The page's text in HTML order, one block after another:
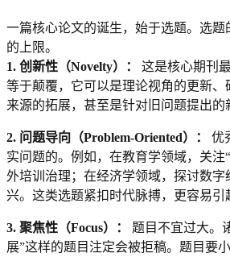
一篇核心论文的诞生，始于选题。选
的上限。
1. 创新性（Novelty）：
这是核心期刊
等于颠覆，它可以是理论视角的更新
来源的拓展，甚至是针对旧问题提出的
2. 问题导向（Problem-Oriented）：
优
实问题的。例如，在教育学领域，关注
外培训治理；在经济学领域，探讨数字
兴。这类选题紧扣时代脉搏，更容易引
3. 聚焦性（Focus）：
题目不宜过大。
展”这样的题目注定会被拒稿。题目要